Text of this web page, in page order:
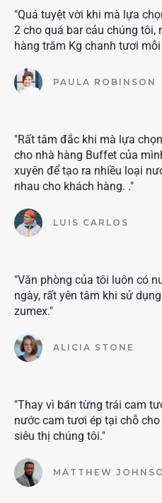
"Quá tuyệt vời khi mà lựa
2 cho quá bar cảu chúng
hàng trăm Kg chanh tươi
PAULA ROBINSON
"Rất tâm đắc khi mà lựa
cho nhà hàng Buffet của
xuyên để tạo ra nhiều loại
nhau cho khách hàng. ."
LUIS CARLOS
"Văn phòng của tôi luôn có
ngày, rất yên tâm khi sử
zumex."
ALICIA STONE
"Thay vì bán từng trái cam
nước cam tươi ép tại chỗ
siêu thị chúng tôi."
MATTHEW